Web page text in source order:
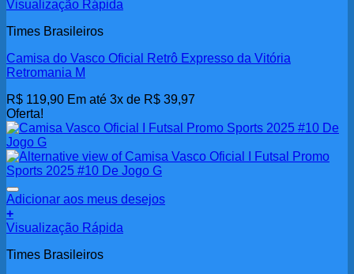
Visualização Rápida
Times Brasileiros
Camisa do Vasco Oficial Retrô Expresso da Vitória
Retromania M
R$ 119,90 Em até 3x de R$ 39,97
Oferta!
Adicionar aos meus desejos
+
Visualização Rápida
Times Brasileiros